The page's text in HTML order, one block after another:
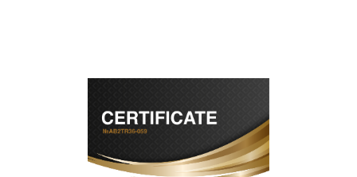
современное оборудование и
лицензированное ПО в ремонтно-
диагностических мастерских;
собственный склад комплектующих, что